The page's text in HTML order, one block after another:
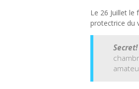
Le 26 Juillet le
protectrice du
Secret!